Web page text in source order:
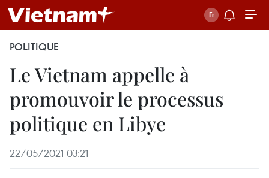
POLITIQUE
Le Vietnam appelle à
promouvoir le processus
politique en Libye
22/05/2021 03:21